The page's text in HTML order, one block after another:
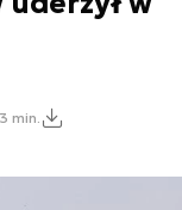
3 min.